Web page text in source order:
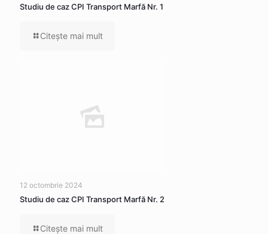
Studiu de caz CPI Transport Marfă Nr. 1
Citeşte mai mult
12 octombrie 2024
Studiu de caz CPI Transport Marfă Nr. 2
Citeşte mai mult